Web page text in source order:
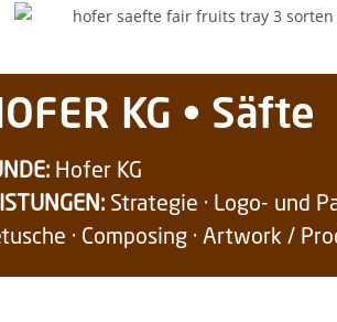
KG • Säfte
Hofer KG
Strategie · Logo- und
· Composing · Artwork /